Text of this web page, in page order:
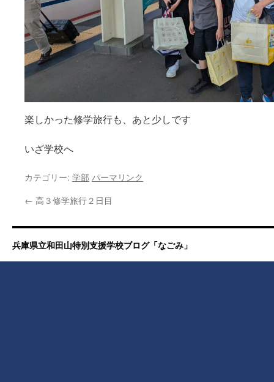
楽しかった修学旅行も、あと少しです
いざ学校へ
カテゴリー: 学部 パーマリンク
← 高３修学旅行２日目
兵庫県立和田山特別支援学校ブログ「なごみ」